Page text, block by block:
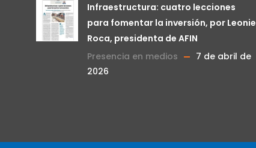
Infraestructura: cuatro lecciones
para fomentar la inversión, por Leonie
Roca, presidenta de AFIN
Presencia en medios
7 de abril de
2026